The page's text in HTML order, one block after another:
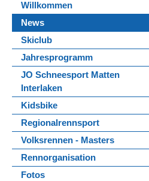
Willkommen
News
Skiclub
Jahresprogramm
JO Schneesport Matten
Interlaken
Kidsbike
Regionalrennsport
Volksrennen - Masters
Rennorganisation
Fotos